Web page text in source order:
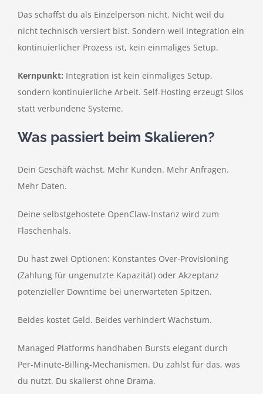
Das schaffst du als Einzelperson nicht. Nicht weil du
nicht technisch versiert bist. Sondern weil Integration ein
kontinuierlicher Prozess ist, kein einmaliges Setup.
Kernpunkt: Integration ist kein einmaliges Setup,
sondern kontinuierliche Arbeit. Self-Hosting erzeugt Silos
statt verbundene Systeme.
Was passiert beim Skalieren?
Dein Geschäft wächst. Mehr Kunden. Mehr Anfragen.
Mehr Daten.
Deine selbstgehostete OpenClaw-Instanz wird zum
Flaschenhals.
Du hast zwei Optionen: Konstantes Over-Provisioning
(Zahlung für ungenutzte Kapazität) oder Akzeptanz
potenzieller Downtime bei unerwarteten Spitzen.
Beides kostet Geld. Beides verhindert Wachstum.
Managed Platforms handhaben Bursts elegant durch
Per-Minute-Billing-Mechanismen. Du zahlst für das, was
du nutzt. Du skalierst ohne Drama.